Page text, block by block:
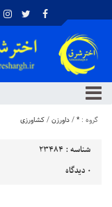
گروه : *
/داورزن/کشاورزی
شناسه : 23484
۰ دیدگاه